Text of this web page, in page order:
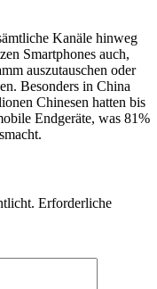
Kanäle hinweg
Smartphones auch,
auszutauschen oder
Besonders in China
Chinesen hatten bis
Endgeräte, was 81%
Erforderliche